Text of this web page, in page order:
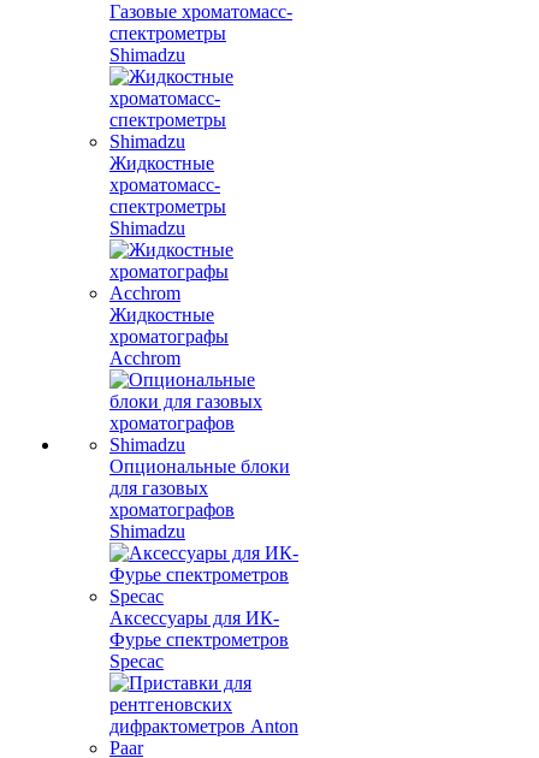
Газовые хроматомасс-
спектрометры
Shimadzu
Жидкостные
хроматомасс-
спектрометры
Shimadzu
Жидкостные
хроматографы
Acchrom
Опциональные блоки
для газовых
хроматографов
Shimadzu
Аксессуары для ИК-
Фурье спектрометров
Specac